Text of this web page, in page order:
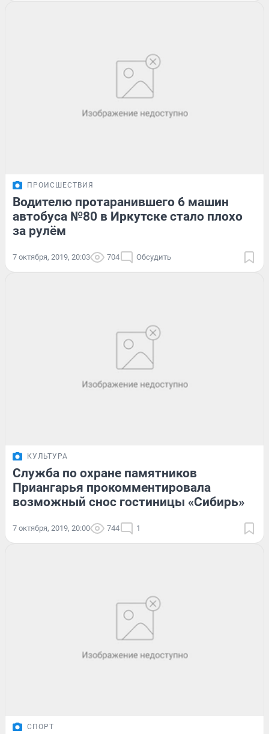
ПРОИСШЕСТВИЯ
Водителю протаранившего 6 машин
автобуса №80 в Иркутске стало плохо
за рулём
7 октября, 2019, 20:03 704 Обсудить
КУЛЬТУРА
Служба по охране памятников
Приангарья прокомментировала
возможный снос гостиницы «Сибирь»
7 октября, 2019, 20:00 744 1
СПОРТ